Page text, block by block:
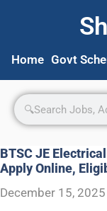
Home Govt
BTSC JE
Apply Online,
December 15, 2025